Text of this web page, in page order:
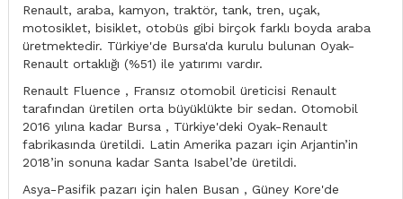
Renault, araba, kamyon, traktör, tank, tren, uçak,
motosiklet, bisiklet, otobüs gibi birçok farklı boyda araba
üretmektedir. Türkiye'de Bursa'da kurulu bulunan Oyak-
Renault ortaklığı (%51) ile yatırımı vardır.
Renault Fluence , Fransız otomobil üreticisi Renault
tarafından üretilen orta büyüklükte bir sedan. Otomobil
2016 yılına kadar Bursa , Türkiye'deki Oyak-Renault
fabrikasında üretildi. Latin Amerika pazarı için Arjantin’in
2018’in sonuna kadar Santa Isabel’de üretildi.
Asya-Pasifik pazarı için halen Busan , Güney Kore'de